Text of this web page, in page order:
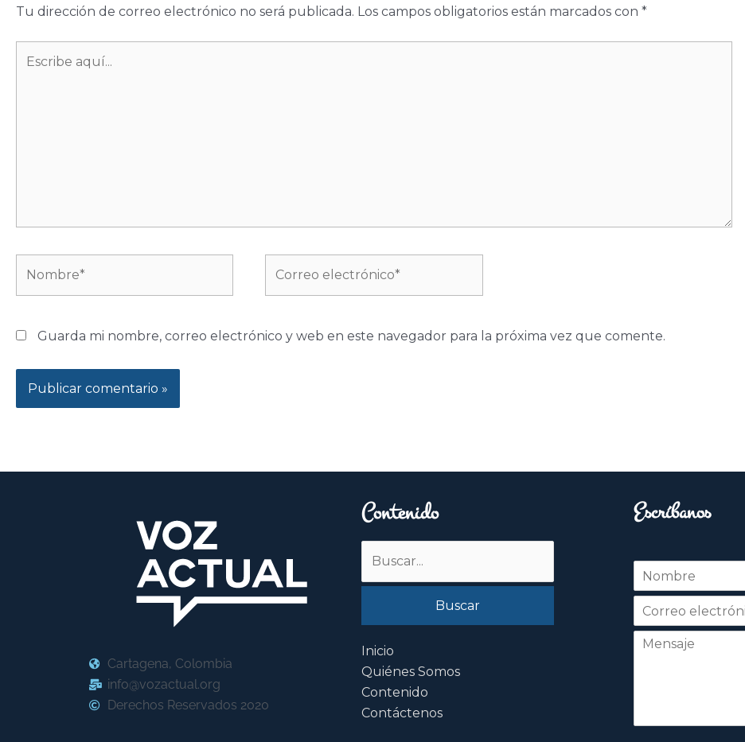
Tu dirección de correo electrónico no será publicada. Los campos obligatorios están marcados con *
Guarda mi nombre, correo electrónico y web en este navegador para la próxima vez que comente.
Cartagena, Colombia
info@vozactual.org
Derechos Reservados 2020
Contenido
Inicio
Quiénes Somos
Contenido
Contáctenos
Escríbanos
m
r
Nombre